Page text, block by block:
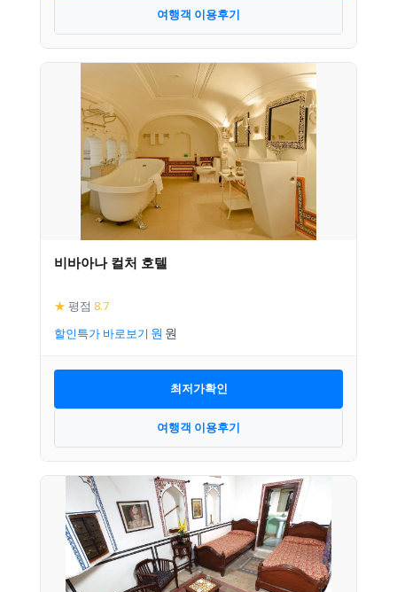
여행객 이용후기
비바아나 컬처 호텔
★ 평점 8.7
할인특가 바로보기
최저가확인
여행객 이용후기